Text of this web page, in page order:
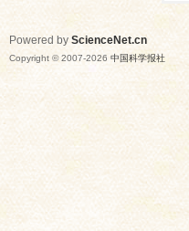
Powered by ScienceNet.cn
Copyright © 2007-2026 中国科学报社